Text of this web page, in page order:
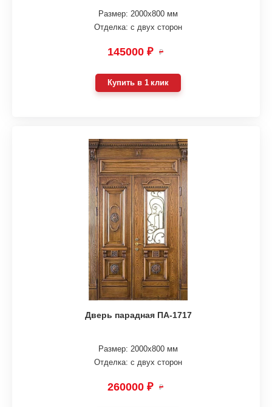
Размер: 2000х800 мм
Отделка: с двух сторон
145000 ₽ ₽
Купить в 1 клик
Дверь парадная ПА-1717
Размер: 2000х800 мм
Отделка: с двух сторон
260000 ₽ ₽